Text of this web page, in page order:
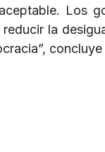
Los
la
concluye